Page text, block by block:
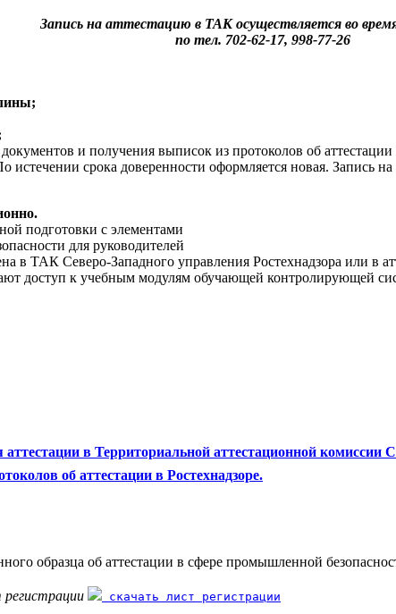
Запись на аттестацию в ТАК осуществляется во
по тел. 702-62-17, 998-77-26
и получения выписок из протоколов об
истечении срока доверенности оформляется новая. Запись
подготовки с элементами
для руководителей
в ТАК Северо-Западного управления Ростехнадзора или в
доступ к учебным модулям обучающей контролирующей
в Территориальной аттестационной комиссии
об аттестации в Ростехнадзоре.
образца об аттестации в сфере промышленной
скачать лист регистрации